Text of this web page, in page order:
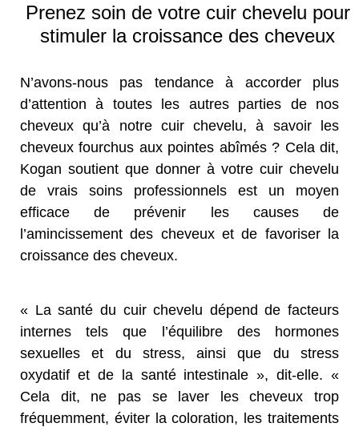
Prenez soin de votre cuir chevelu pour
stimuler la croissance des cheveux
N’avons-nous pas tendance à accorder plus
d’attention à toutes les autres parties de nos
cheveux qu’à notre cuir chevelu, à savoir les
cheveux fourchus aux pointes abîmés ? Cela dit,
Kogan soutient que donner à votre cuir chevelu
de vrais soins professionnels est un moyen
efficace de prévenir les causes de
l’amincissement des cheveux et de favoriser la
croissance des cheveux.
« La santé du cuir chevelu dépend de facteurs
internes tels que l’équilibre des hormones
sexuelles et du stress, ainsi que du stress
oxydatif et de la santé intestinale », dit-elle. «
Cela dit, ne pas se laver les cheveux trop
fréquemment, éviter la coloration, les traitements